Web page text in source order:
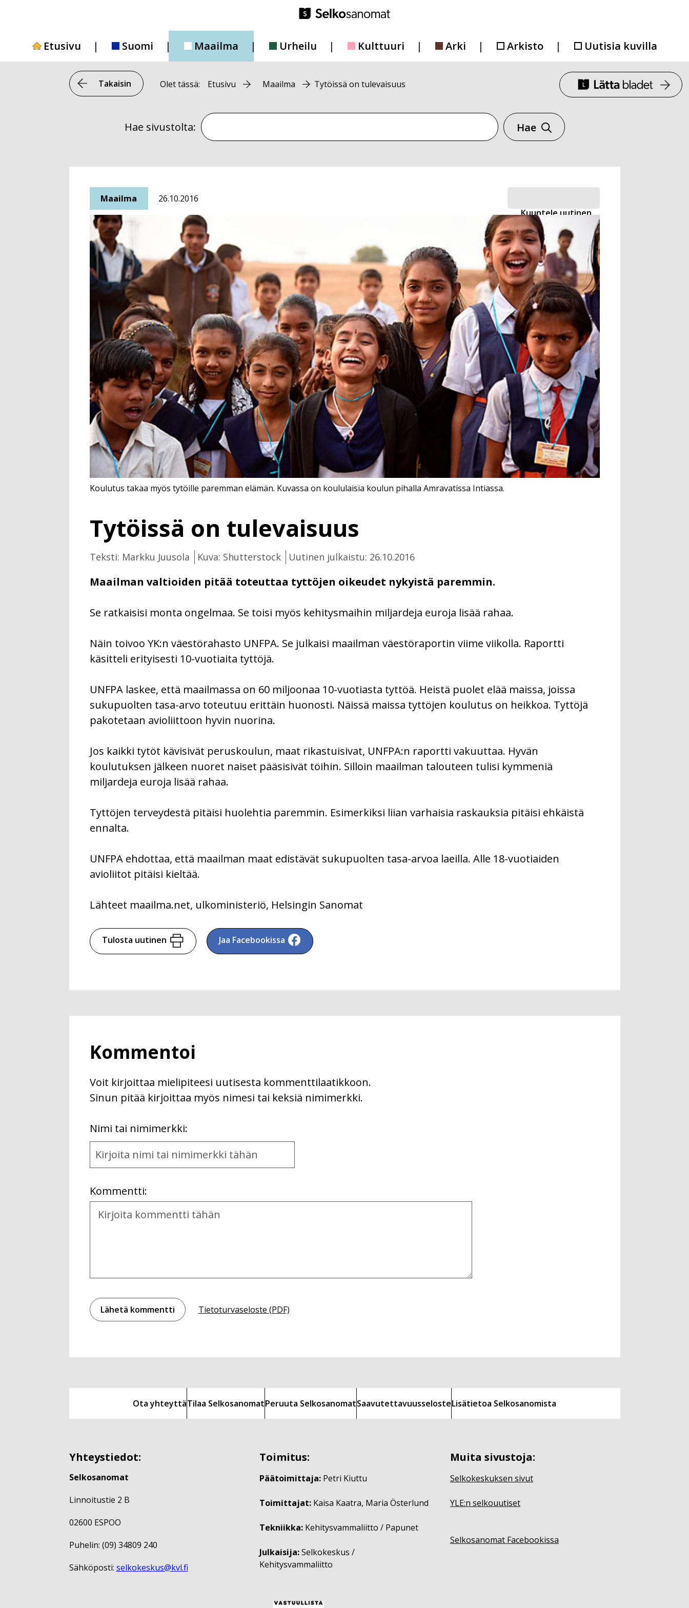
Etusivu
Suomi Maailma Urheilu Kulttuuri Arki Arkisto Uutisia kuvilla
Takaisin Olet tässä: Etusivu Maailma Tytöissä on tulevaisuus
Hae sivustolta: Hae sivustolta
Hae
Kuuntele uutinen
Maailma 26.10.2016
Tytöissä on tulevaisuus
Teksti: Markku Juusola Kuva: Shutterstock Uutinen julkaistu: 26.10.2016
Maailman valtioiden pitää toteuttaa tyttöjen oikeudet nykyistä paremmin.
Koulutus takaa myös tytöille paremman elämän. Kuvassa on koululaisia koulun pihalla Amravatissa Intiassa.
Se ratkaisisi monta ongelmaa. Se toisi myös kehitysmaihin miljardeja euroja lisää rahaa.
Näin toivoo YK:n väestörahasto UNFPA. Se julkaisi maailman väestöraportin viime viikolla. Raportti
käsitteli erityisesti 10-vuotiaita tyttöjä.
UNFPA laskee, että maailmassa on 60 miljoonaa 10-vuotiasta tyttöä. Heistä puolet elää maissa, joissa
sukupuolten tasa-arvo toteutuu erittäin huonosti. Näissä maissa tyttöjen koulutus on heikkoa. Tyttöjä
pakotetaan avioliittoon hyvin nuorina.
Jos kaikki tytöt kävisivät peruskoulun, maat rikastuisivat, UNFPA:n raportti vakuuttaa. Hyvän
koulutuksen jälkeen nuoret naiset pääsisivät töihin. Silloin maailman talouteen tulisi kymmeniä
miljardeja euroja lisää rahaa.
Tyttöjen terveydestä pitäisi huolehtia paremmin. Esimerkiksi liian varhaisia raskauksia pitäisi ehkäistä
ennalta.
UNFPA ehdottaa, että maailman maat edistävät sukupuolten tasa-arvoa laeilla. Alle 18-vuotiaiden
avioliitot pitäisi kieltää.
Lähteet maailma.net, ulkoministeriö, Helsingin Sanomat
Tulosta uutinen Jaa Facebookissa
Kommentoi
Voit kirjoittaa mielipiteesi uutisesta kommenttilaatikkoon.
Sinun pitää kirjoittaa myös nimesi tai keksiä nimimerkki.
Nimi tai nimimerkki:First
Name
and
Kommentti:
Kommentti
Tietoturvaseloste (PDF)
Ota yhteyttäTilaa SelkosanomatPeruuta SelkosanomatSaavutettavuusselosteLisätietoa Selkosanomista
Yhteystiedot:
Selkosanomat
Linnoitustie 2 B
02600 ESPOO
Puhelin: (09) 34809 240
Sähköposti: selkokeskus@kvl.fi
Toimitus:
Päätoimittaja: Petri Kiuttu
Toimittajat: Kaisa Kaatra, Maria Österlund
Tekniikka: Kehitysvammaliitto / Papunet
Julkaisija:Selkokeskus /
Kehitysvammaliitto
Muita sivustoja:
Selkokeskuksen sivut
YLE:n selkouutiset
Selkosanomat Facebookissa